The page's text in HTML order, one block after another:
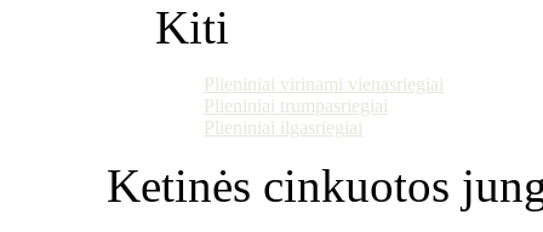
Kiti
Plieniniai virinami vienasriegiai
Plieniniai trumpasriegiai
Plieniniai ilgasriegiai
Ketinės cinkuotos